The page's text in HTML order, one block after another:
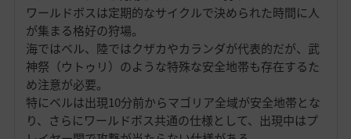
ワールドボスは定期的なサイクルで決められた時間に人
が集まる格好の狩場。
海ではベル、陸ではクザカやカランダが代表的だが、武
神祭（ウトゥリ）のような特殊な安全地帯も存在するた
め注意が必要。
特にベルは出現10分前からマゴリア全域が安全地帯とな
り、さらにワールドボス共通の仕様として、出現中はプ